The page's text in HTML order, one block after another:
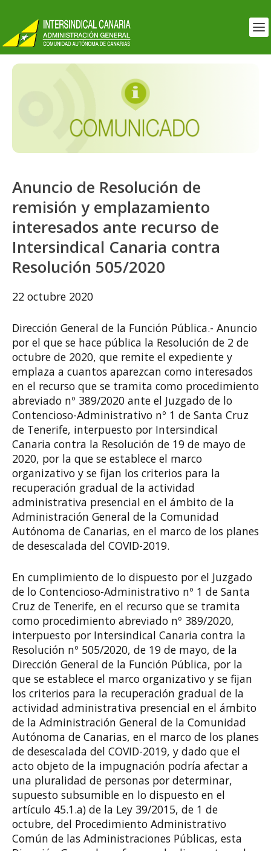
Anuncio de Resolución de
remisión y emplazamiento
interesados ante recurso de
Intersindical Canaria contra
Resolución 505/2020
22 octubre 2020
Dirección General de la Función Pública.- Anuncio
por el que se hace pública la Resolución de 2 de
octubre de 2020, que remite el expediente y
emplaza a cuantos aparezcan como interesados
en el recurso que se tramita como procedimiento
abreviado nº 389/2020 ante el Juzgado de lo
Contencioso-Administrativo nº 1 de Santa Cruz
de Tenerife, interpuesto por Intersindical
Canaria contra la Resolución de 19 de mayo de
2020, por la que se establece el marco
organizativo y se fijan los criterios para la
recuperación gradual de la actividad
administrativa presencial en el ámbito de la
Administración General de la Comunidad
Autónoma de Canarias, en el marco de los planes
de desescalada del COVID-2019.
En cumplimiento de lo dispuesto por el Juzgado
de lo Contencioso-Administrativo nº 1 de Santa
Cruz de Tenerife, en el recurso que se tramita
como procedimiento abreviado nº 389/2020,
interpuesto por Intersindical Canaria contra la
Resolución nº 505/2020, de 19 de mayo, de la
Dirección General de la Función Pública, por la
que se establece el marco organizativo y se fijan
los criterios para la recuperación gradual de la
actividad administrativa presencial en el ámbito
de la Administración General de la Comunidad
Autónoma de Canarias, en el marco de los planes
de desescalada del COVID-2019, y dado que el
acto objeto de la impugnación podría afectar a
una pluralidad de personas por determinar,
supuesto subsumible en lo dispuesto en el
artículo 45.1.a) de la Ley 39/2015, de 1 de
octubre, del Procedimiento Administrativo
Común de las Administraciones Públicas, esta